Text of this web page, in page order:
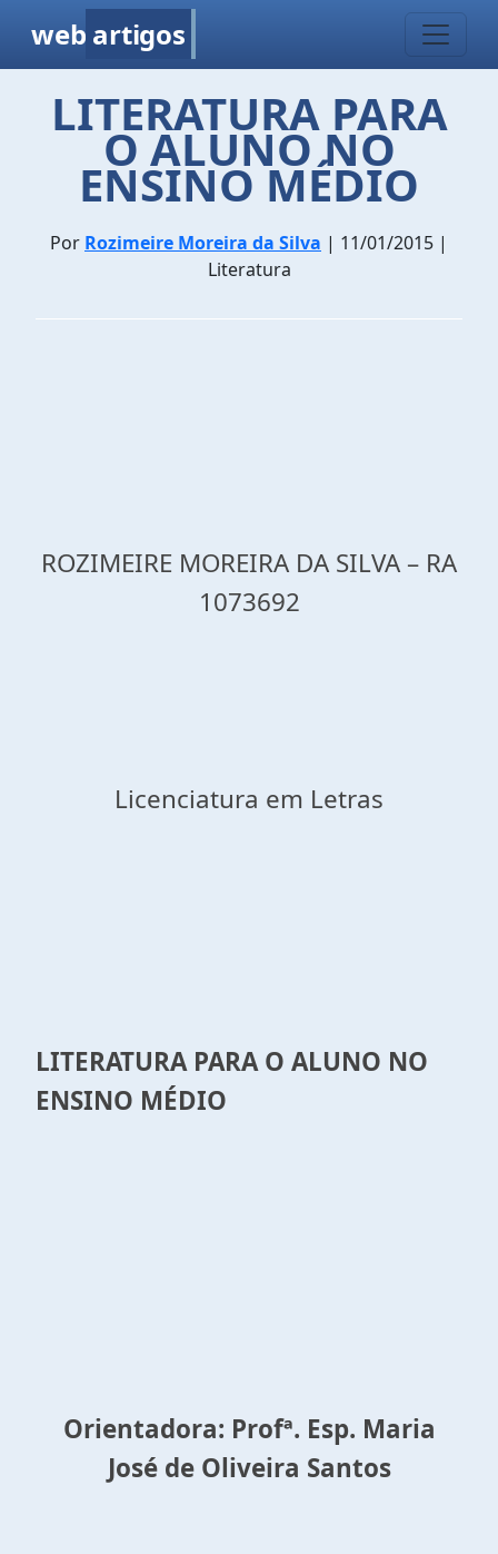
web artigos
LITERATURA PARA
O ALUNO NO
ENSINO MÉDIO
Por Rozimeire Moreira da Silva | 11/01/2015 |
Literatura
ROZIMEIRE MOREIRA DA SILVA – RA
1073692
Licenciatura em Letras
LITERATURA PARA O ALUNO NO
ENSINO MÉDIO
Orientadora: Profª. Esp. Maria
José de Oliveira Santos